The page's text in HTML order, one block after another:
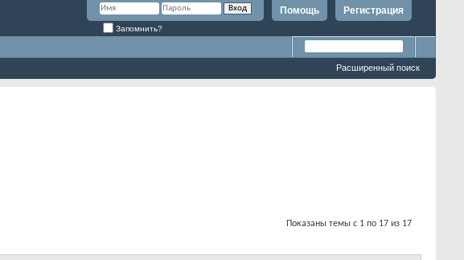
Регистрация
Помощь
Запомнить?
Расширенный поиск
Показаны темы с 1 по 17 из 17